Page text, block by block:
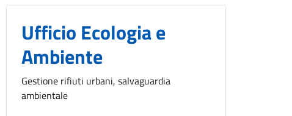
Ufficio Ecologia e
Ambiente
Gestione rifiuti urbani, salvaguardia
ambientale